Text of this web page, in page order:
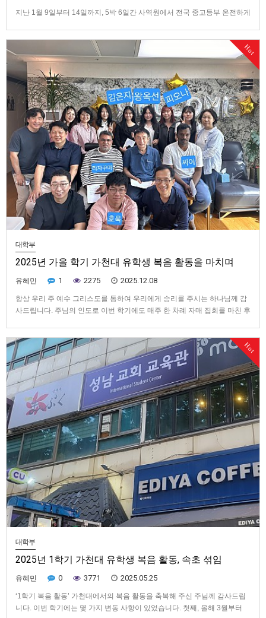
지난 1월 9일부터 14일까지, 5박 6일간 사역원에서 전국 중고등부 온전하게
을 깨닫게 되었습니다. 말씀을 읽고 왕국 백성의 본성을 따르게 되면, 사탄에
게서 오는 모든 부정적인 생각이 사라지고, 주님 만으로 채워…
Hot
대학부
2025년 가을 학기 가천대 유학생 복음 활동을 마치며
유혜민 1 2275 2025.12.08
항상 우리 주 예수 그리스도를 통하여 우리에게 승리를 주시는 하나님께 감
사드립니다. 주님의 인도로 이번 학기에도 매주 한 차례 자매 집회를 마친 후
에 이르게 하기 위한 움직임입니다. 이번 학기에 접촉한 학생들은 총…
Hot
대학부
2025년 1학기 가천대 유학생 복음 활동, 속초 섞임
유혜민 0 3771 2025.05.25
‘1학기 복음 활동’ 가천대에서의 복음 활동을 축복해 주신 주님께 감사드립
니다. 이번 학기에는 몇 가지 변동 사항이 있었습니다. 첫째, 올해 3월부터